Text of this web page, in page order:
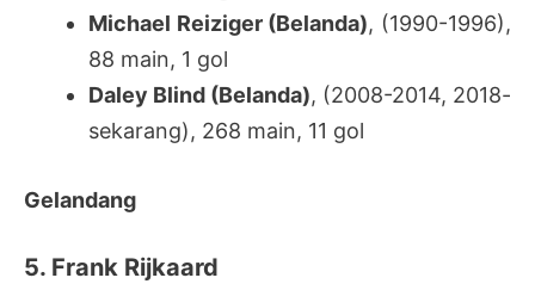
Michael Reiziger (Belanda), (1990-1996),
88 main, 1 gol
Daley Blind (Belanda), (2008-2014, 2018-
sekarang), 268 main, 11 gol
Gelandang
5. Frank Rijkaard